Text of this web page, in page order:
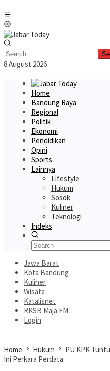
to
content
8 August 2026
Home
Bandung Raya
Regional
Politik
Ekonomi
Pendidikan
Opini
Sports
Lainnya
Lifestyle
Hukum
Sosok
Kuliner
Teknologi
Indeks
Jawa Barat
Kota Bandung
Kuliner
Wisata
Katalisnet
RKSB Maja FM
Login
Home Hukum
PU KPK
Ini Perkara Perdata